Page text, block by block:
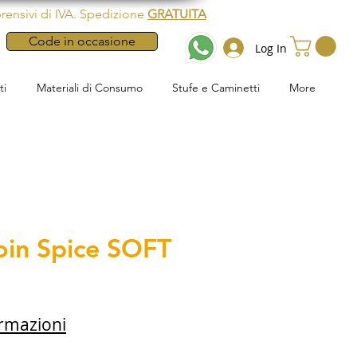
Log In
Code in occasione
di IVA. Spedizione GRATUITA
Materiali di Consumo Stufe e Caminetti More
Spice SOFT